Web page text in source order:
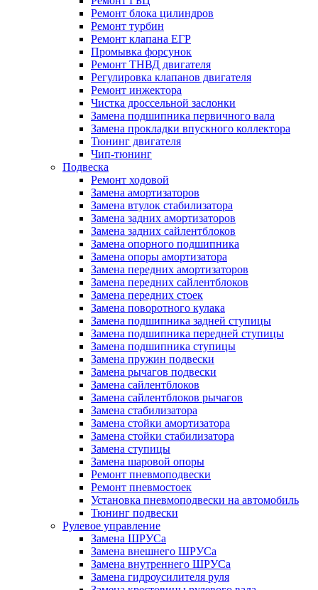
Ремонт блока цилиндров
Ремонт турбин
Ремонт клапана ЕГР
Промывка форсунок
Ремонт ТНВД двигателя
Регулировка клапанов двигателя
Ремонт инжектора
Чистка дроссельной заслонки
Замена подшипника первичного вала
Замена прокладки впускного коллектора
Тюнинг двигателя
Чип-тюнинг
Подвеска
Ремонт ходовой
Замена амортизаторов
Замена втулок стабилизатора
Замена задних амортизаторов
Замена задних сайлентблоков
Замена опорного подшипника
Замена опоры амортизатора
Замена передних амортизаторов
Замена передних сайлентблоков
Замена передних стоек
Замена поворотного кулака
Замена подшипника задней ступицы
Замена подшипника передней ступицы
Замена подшипника ступицы
Замена пружин подвески
Замена рычагов подвески
Замена сайлентблоков
Замена сайлентблоков рычагов
Замена стабилизатора
Замена стойки амортизатора
Замена стойки стабилизатора
Замена ступицы
Замена шаровой опоры
Ремонт пневмоподвески
Ремонт пневмостоек
Установка пневмоподвески на автомобиль
Тюнинг подвески
Рулевое управление
Замена ШРУСа
Замена внешнего ШРУСа
Замена внутреннего ШРУСа
Замена гидроусилителя руля